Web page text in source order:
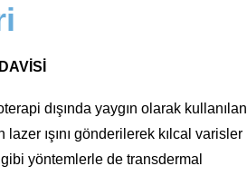
dışında yaygın olarak kullanılan
ışını gönderilerek kılcal varisler
yöntemlerle de transdermal